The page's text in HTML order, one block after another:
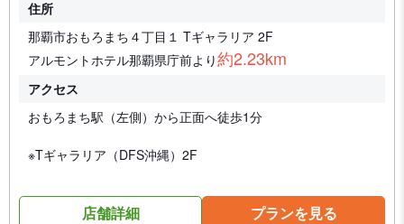
住所
那覇市おもろまち４丁目１ Tギャラリア 2F
アルモントホテル那覇県庁前より約2.23km
アクセス
おもろまち駅（左側）から正面へ徒歩1分
※Tギャラリア（DFS沖縄）2F
店舗詳細 プランを見る